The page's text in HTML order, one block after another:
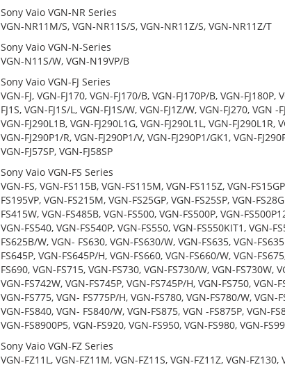
Sony Vaio VGN-NR Series
VGN-NR11M/S, VGN-NR11S/S, VGN-NR11Z/S, VGN-NR11Z/T
Sony Vaio VGN-N-Series
VGN-N11S/W, VGN-N19VP/B
Sony Vaio VGN-FJ Series
VGN-FJ, VGN-FJ170, VGN-FJ170/B, VGN-FJ170P/B, VGN-
FJ1S, VGN-FJ1S/L, VGN-FJ1S/W, VGN-FJ1Z/W, VGN-FJ270, VGN
VGN-FJ290L1B, VGN-FJ290L1G, VGN-FJ290L1L, VGN-
VGN-FJ290P1/R, VGN-FJ290P1/V, VGN-FJ290P1/GK1, VGN-
VGN-FJ57SP, VGN-FJ58SP
Sony Vaio VGN-FS Series
VGN-FS, VGN-FS115B, VGN-FS115M, VGN-FS115Z, VGN-
FS195VP, VGN-FS215M, VGN-FS25GP, VGN-FS25SP, VGN-
FS415W, VGN-FS485B, VGN-FS500, VGN-FS500P, VGN-
VGN-FS540, VGN-FS540P, VGN-FS550, VGN-FS550KIT1, VGN-
FS625B/W, VGN- FS630, VGN-FS630/W, VGN-FS635, VGN-
FS645P, VGN-FS645P/H, VGN-FS660, VGN-FS660/W, VGN-
FS690, VGN-FS715, VGN-FS730, VGN-FS730/W, VGN-FS730W,
VGN-FS742W, VGN-FS745P, VGN-FS745P/H, VGN-FS750,
VGN-FS775, VGN- FS775P/H, VGN-FS780, VGN-FS780/W,
VGN-FS840, VGN- FS840/W, VGN-FS875, VGN -FS875P, VGN-
VGN-FS8900P5, VGN-FS920, VGN-FS950, VGN-FS980, VGN-
Sony Vaio VGN-FZ Series
VGN-FZ11L, VGN-FZ11M, VGN-FZ11S, VGN-FZ11Z, VGN-